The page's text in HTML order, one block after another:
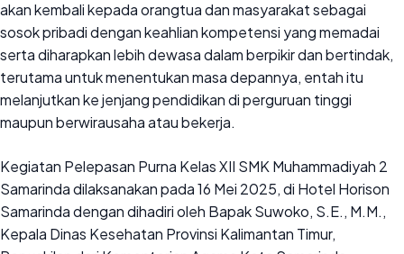
akan kembali kepada orangtua dan masyarakat sebagai
sosok pribadi dengan keahlian kompetensi yang memadai
serta diharapkan lebih dewasa dalam berpikir dan bertindak,
terutama untuk menentukan masa depannya, entah itu
melanjutkan ke jenjang pendidikan di perguruan tinggi
maupun berwirausaha atau bekerja.
Kegiatan Pelepasan Purna Kelas XII SMK Muhammadiyah 2
Samarinda dilaksanakan pada 16 Mei 2025, di Hotel Horison
Samarinda dengan dihadiri oleh Bapak Suwoko, S.E., M.M.,
Kepala Dinas Kesehatan Provinsi Kalimantan Timur,